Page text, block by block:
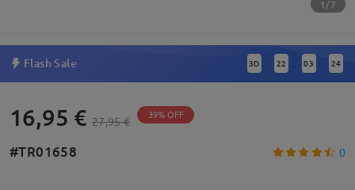
1/7
Flash Sale 3D : 22 : 03 : 23
16,95 € 27,95 € 39% OFF
#TR01658 0